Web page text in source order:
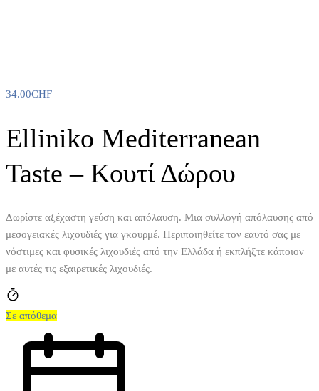
34.00CHF
Elliniko Mediterranean
Taste – Κουτί Δώρου
Δωρίστε αξέχαστη γεύση και απόλαυση. Μια συλλογή απόλαυσης από
μεσογειακές λιχουδιές για γκουρμέ. Περιποιηθείτε τον εαυτό σας με
νόστιμες και φυσικές λιχουδιές από την Ελλάδα ή εκπλήξτε κάποιον
με αυτές τις εξαιρετικές λιχουδιές.
Σε απόθεμα